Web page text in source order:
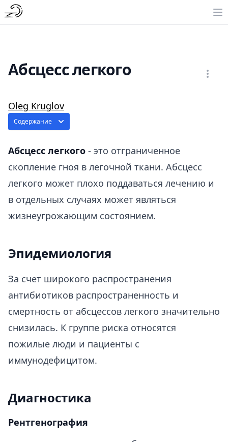
Абсцесс легкого
Oleg Kruglov
Содержание
Абсцесс легкого - это отграниченное
скопление гноя в легочной ткани. Абсцесс
легкого может плохо поддаваться лечению и
в отдельных случаях может являться
жизнеугрожающим состоянием.
Эпидемиология
За счет широкого распространения
антибиотиков распространенность и
смертность от абсцессов легкого значительно
снизилась. К группе риска относятся
пожилые люди и пациенты с
иммунодефицитом.
Диагностика
Рентгенография